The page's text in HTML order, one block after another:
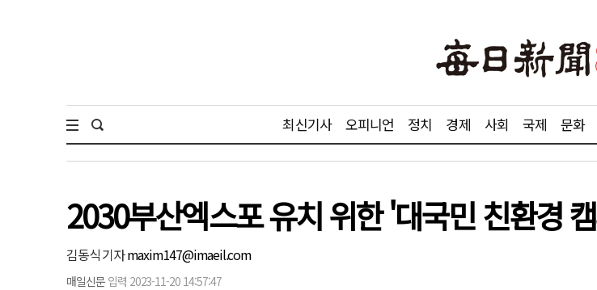
최신기사 오피니언 정치 경제 사회 국제 문화
2030부산엑스포 유치 위한 '대국민 친환경
김동식 기자maxim147@imaeil.com
매일신문 입력 2023-11-20 14:57:47